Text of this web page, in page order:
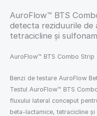
AuroFlow™ BTS
detecta reziduurile de
tetracicline și
AuroFlow™ BTS Combo Strip
Benzi de testare AuroFlow
Testul AuroFlow™ BTS
fluxului lateral conceput
beta-lactamice, tetracicline